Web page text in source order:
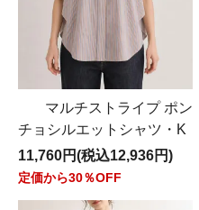
マルチストライプ ポン
チョシルエットシャツ・K
11,760円(税込12,936円)
定価から30％OFF